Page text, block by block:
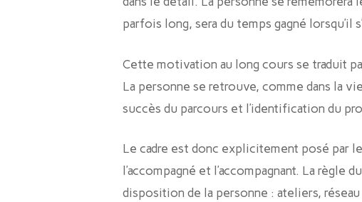
parfois long, sera du temps gagné lorsqu’il
Cette motivation au long cours se traduit
La personne se retrouve, comme dans la
succès du parcours et l’identification du
Le cadre est donc explicitement posé par
l’accompagné et l’accompagnant. La
disposition de la personne : ateliers,